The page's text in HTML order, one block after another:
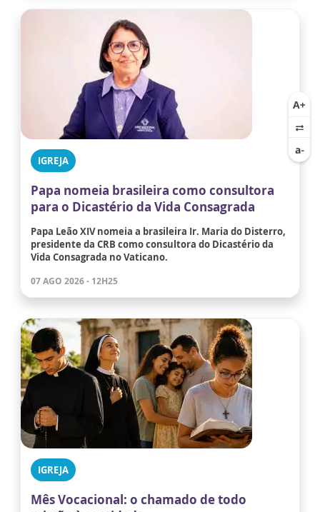
IGREJA
Papa nomeia brasileira como consultora
para o Dicastério da Vida Consagrada
Papa Leão XIV nomeia a brasileira Ir. Maria do Disterro,
presidente da CRB como consultora do Dicastério da
Vida Consagrada no Vaticano.
07 AGO 2026 - 12H25
IGREJA
Mês Vocacional: o chamado de todo